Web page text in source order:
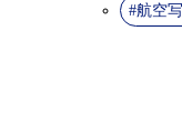
#航空